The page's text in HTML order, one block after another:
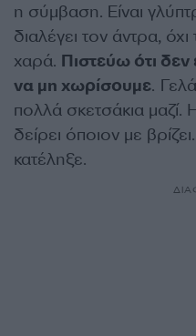
η σύμβαση. Είναι
διαλέγει τον άντρα,
χαρά. Πιστεύω ότι δεν
να μη χωρίσουμε.
πολλά σκετσάκια μαζί.
δείρει όποιον με
κατέληξε.